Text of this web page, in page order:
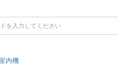
（暖房強化
内機